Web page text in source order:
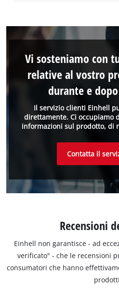
Il servizio clienti Einhell
direttamente. Ci occupiamo
informazioni sul prodotto, di
Vi sosteniamo con
relative al vostro
durante e
Contatta il
Recensioni
Einhell non garantisce - ad
verificato" - che le recensioni
consumatori che hanno